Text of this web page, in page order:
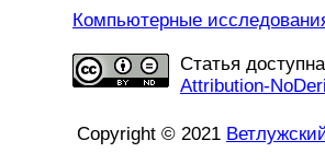
Компьютерные
Статья
Attribution-
Copyright © 2021